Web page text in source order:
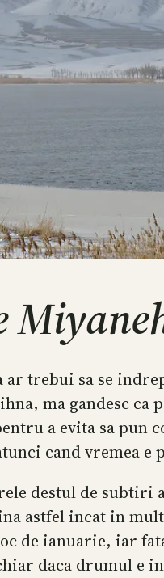
trebui sa se
ma gandesc ca
a evita sa pun
cand vremea e
destul de subtiri
astfel incat in
de ianuarie, iar
daca drumul